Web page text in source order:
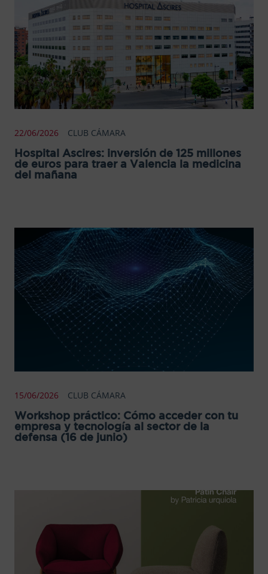
22/06/2026 CLUB CÁMARA
Hospital Ascires: inversión de 125 millones
de euros para traer a Valencia la medicina
del mañana
15/06/2026 CLUB CÁMARA
Workshop práctico: Cómo acceder con tu
empresa y tecnología al sector de la
defensa (16 de junio)